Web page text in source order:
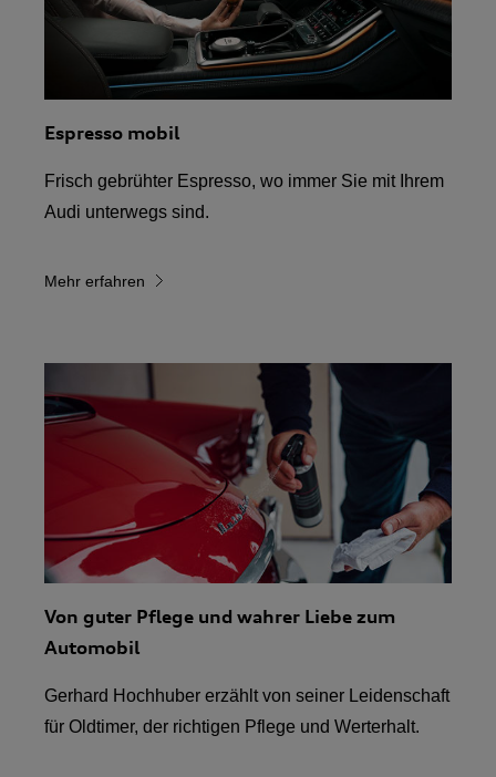
Espresso mobil
Frisch gebrühter Espresso, wo immer Sie mit Ihrem
Audi unterwegs sind.
Mehr erfahren
Von guter Pflege und wahrer Liebe zum
Automobil
Gerhard Hochhuber erzählt von seiner Leidenschaft
für Oldtimer, der richtigen Pflege und Werterhalt.